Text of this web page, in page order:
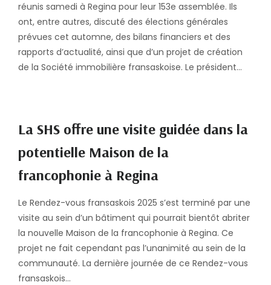
réunis samedi à Regina pour leur 153e assemblée. Ils
ont, entre autres, discuté des élections générales
prévues cet automne, des bilans financiers et des
rapports d’actualité, ainsi que d’un projet de création
de la Société immobilière fransaskoise. Le président…
La SHS offre une visite guidée dans la
potentielle Maison de la
francophonie à Regina
Le Rendez-vous fransaskois 2025 s’est terminé par une
visite au sein d’un bâtiment qui pourrait bientôt abriter
la nouvelle Maison de la francophonie à Regina. Ce
projet ne fait cependant pas l’unanimité au sein de la
communauté. La dernière journée de ce Rendez-vous
fransaskois…